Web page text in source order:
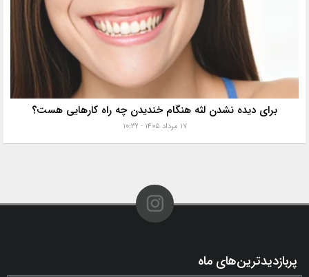
برای دیده نشدن لثه هنگام خندیدن چه راه کارهایی هست؟
۱۷ مرداد ۱۴۰۵ - ۱۰:۳۲
پربازدیدترین‌های ماه